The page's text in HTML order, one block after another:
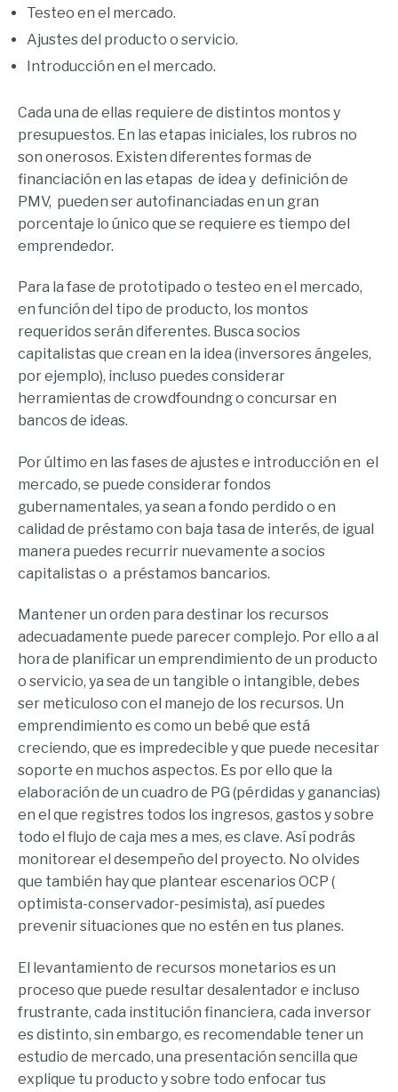
Testeo en el mercado.
Ajustes del producto o servicio.
Introducción en el mercado.
Cada una de ellas requiere de distintos montos y
presupuestos. En las etapas iniciales, los rubros no
son onerosos. Existen diferentes formas de
financiación en las etapas de idea y definición de
PMV, pueden ser autofinanciadas en un gran
porcentaje lo único que se requiere es tiempo del
emprendedor.
Para la fase de prototipado o testeo en el mercado,
en función del tipo de producto, los montos
requeridos serán diferentes. Busca socios
capitalistas que crean en la idea (inversores ángeles,
por ejemplo), incluso puedes considerar
herramientas de crowdfoundng o concursar en
bancos de ideas.
Por último en las fases de ajustes e introducción en el
mercado, se puede considerar fondos
gubernamentales, ya sean a fondo perdido o en
calidad de préstamo con baja tasa de interés, de igual
manera puedes recurrir nuevamente a socios
capitalistas o a préstamos bancarios.
Mantener un orden para destinar los recursos
adecuadamente puede parecer complejo. Por ello a al
hora de planificar un emprendimiento de un producto
o servicio, ya sea de un tangible o intangible, debes
ser meticuloso con el manejo de los recursos. Un
emprendimiento es como un bebé que está
creciendo, que es impredecible y que puede necesitar
soporte en muchos aspectos. Es por ello que la
elaboración de un cuadro de PG (pérdidas y ganancias)
en el que registres todos los ingresos, gastos y sobre
todo el flujo de caja mes a mes, es clave. Así podrás
monitorear el desempeño del proyecto. No olvides
que también hay que plantear escenarios OCP (
optimista-conservador-pesimista), así puedes
prevenir situaciones que no estén en tus planes.
El levantamiento de recursos monetarios es un
proceso que puede resultar desalentador e incluso
frustrante, cada institución financiera, cada inversor
es distinto, sin embargo, es recomendable tener un
estudio de mercado, una presentación sencilla que
explique tu producto y sobre todo enfocar tus